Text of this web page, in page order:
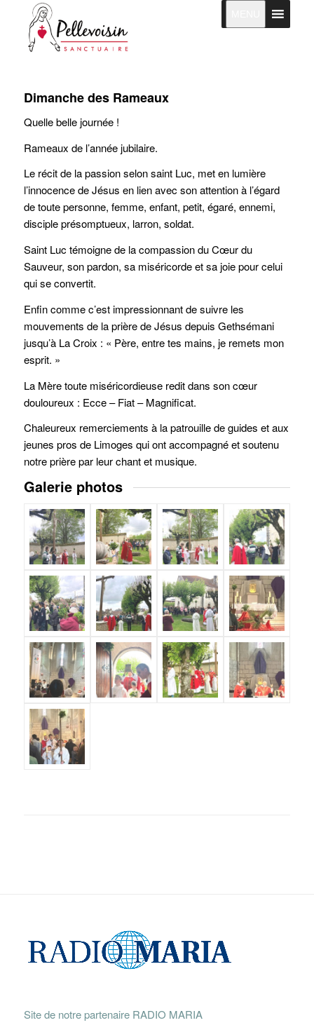
Dimanche des Rameaux
Quelle belle journée !
Rameaux de l’année jubilaire.
Le récit de la passion selon saint Luc, met en lumière
l’innocence de Jésus en lien avec son attention à l’égard
de toute personne, femme, enfant, petit, égaré, ennemi,
disciple présomptueux, larron, soldat.
Saint Luc témoigne de la compassion du Cœur du
Sauveur, son pardon, sa miséricorde et sa joie pour celui
qui se convertit.
Enfin comme c’est impressionnant de suivre les
mouvements de la prière de Jésus depuis Gethsémani
jusqu’à La Croix : « Père, entre tes mains, je remets mon
esprit. »
La Mère toute miséricordieuse redit dans son cœur
douloureux : Ecce – Fiat – Magnificat.
Chaleureux remerciements à la patrouille de guides et aux
jeunes pros de Limoges qui ont accompagné et soutenu
notre prière par leur chant et musique.
Galerie photos
Site de notre partenaire RADIO MARIA